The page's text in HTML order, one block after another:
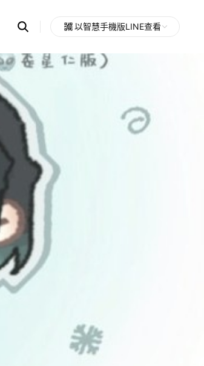
Search
OpenChats
messages
search
area
以智慧手機版LINE查看